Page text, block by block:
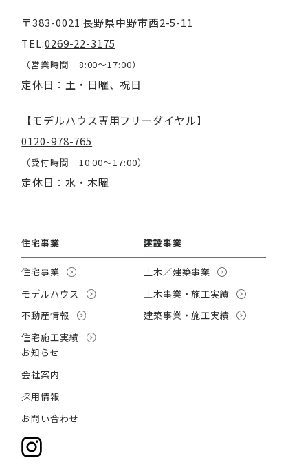
〒383-0021 長野県中野市西2-5-11
TEL.0269-22-3175
（営業時間 8:00～17:00）
定休日：土・日曜、祝日
【モデルハウス専用フリーダイヤル】
0120-978-765
（受付時間 10:00～17:00）
定休日：水・木曜
住宅事業
住宅事業
モデルハウス
不動産情報
住宅施工実績
建設事業
土木／建築事業
土木事業・施工実績
建築事業・施工実績
お知らせ
会社案内
採用情報
お問い合わせ